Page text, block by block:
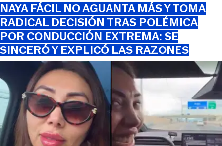
NAYA FÁCIL NO AGUANTA MÁS Y TOMA
RADICAL DECISIÓN TRAS POLÉMICA
POR CONDUCCIÓN EXTREMA: SE
SINCERÓ Y EXPLICÓ LAS RAZONES